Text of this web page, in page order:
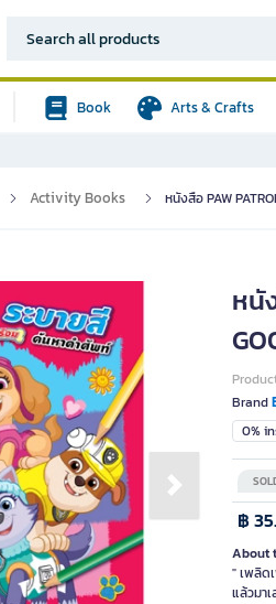
Book Arts & Crafts
Activity Books หนังสือ PAW
Next slide
หนั
Brand
0%
฿
About
" เพลิด
แล้วมา